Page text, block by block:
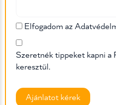
Elfogadom az
Szeretnék tippeket kapni a
keresztül.